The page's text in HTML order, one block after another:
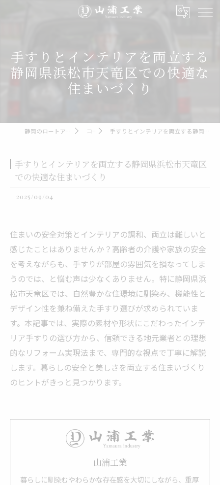
手すりとインテリアを両立する
静岡県浜松市天竜区での快適な
住まいづくり
静岡のロートアイアンなら山浦工業 コラム 手すりとインテリアを両立する静岡県浜松市天竜区での快適な住まいづくり
手すりとインテリアを両立する静岡県浜松市天竜区
での快適な住まいづくり
2025/09/04
住まいの安全対策とインテリアの調和、両立は難しいと
感じたことはありませんか？高齢者の介護や家族の安全
を考えながらも、手すりが部屋の雰囲気を損なってしま
うのでは、と悩む声は少なくありません。特に静岡県浜
松市天竜区では、自然豊かな住環境に馴染み、機能性と
デザイン性を兼ね備えた手すり選びが求められていま
す。本記事では、実際の素材や形状にこだわったインテ
リア手すりの選び方から、信頼できる地元業者との理想
的なリフォーム実現法まで、専門的な視点で丁寧に解説
します。暮らしの安全と美しさを両立する住まいづくり
のヒントがきっと見つかります。
山浦工業
暮らしに馴染むやわらかな存在感を大切にしながら、重厚